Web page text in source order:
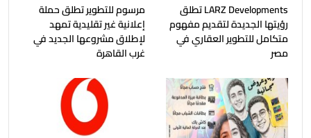
LARZ Developments تطلق
رؤيتها الجديدة لتقديم مفهوم
متكامل للتطوير العقاري في
مصر
مرسوم للتطوير تطلق حملة
إعلانية غير تقليدية تمهد
لإطلاق مشروعها الجديد في
غرب القاهرة